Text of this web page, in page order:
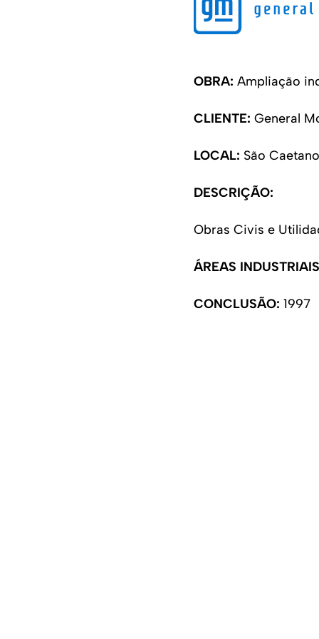
OBRA: Ampliação
CLIENTE: General
LOCAL: São
DESCRIÇÃO:
Obras Civis e
ÁREAS
CONCLUSÃO: 1997